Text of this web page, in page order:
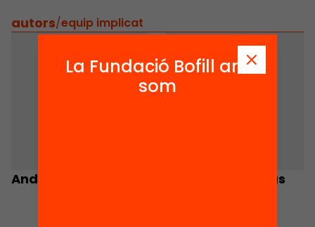
autors/equip implicat
Andreu Mayayo
Josep Casanovas
La Fundació Bofill ara
som